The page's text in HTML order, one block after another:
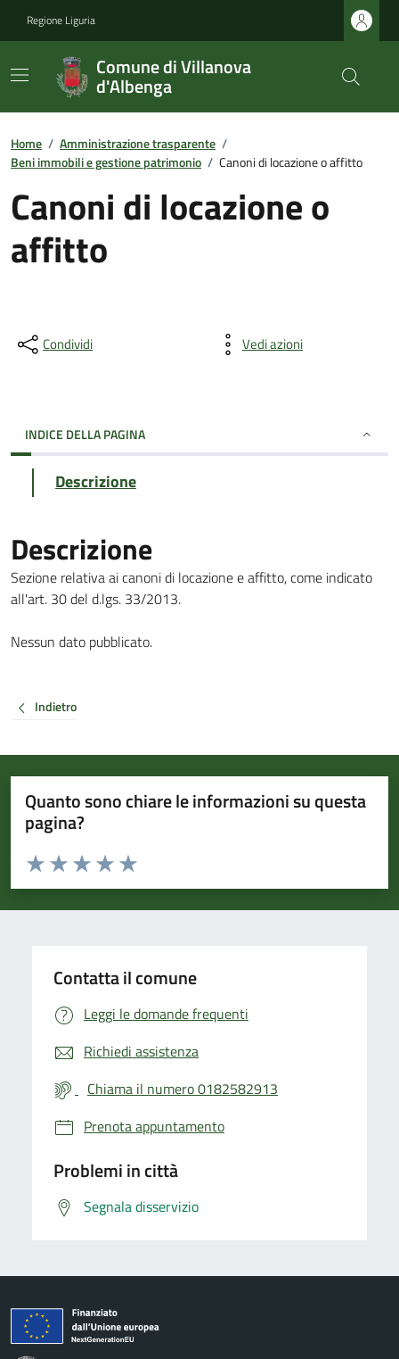
Regione Liguria
Comune di Villanova
d'Albenga
Home / Amministrazione trasparente /
Beni immobili e gestione patrimonio / Canoni di locazione o affitto
Canoni di locazione o
affitto
Condividi Vedi azioni
INDICE DELLA PAGINA
Descrizione
Descrizione
Sezione relativa ai canoni di locazione e affitto, come indicato
all'art. 30 del d.lgs. 33/2013.
Nessun dato pubblicato.
Indietro
Quanto sono chiare le informazioni su questa
pagina?
Valuta da 1 a 5 stelle la pagina
Valuta 5 stelle su 5
Valuta 4 stelle su 5
Valuta 3 stelle su 5
Valuta 2 stelle su 5
Valuta 1 stelle su 5
Contatta il comune
Leggi le domande frequenti
Richiedi assistenza
Chiama il numero 0182582913
Prenota appuntamento
Problemi in città
Segnala disservizio